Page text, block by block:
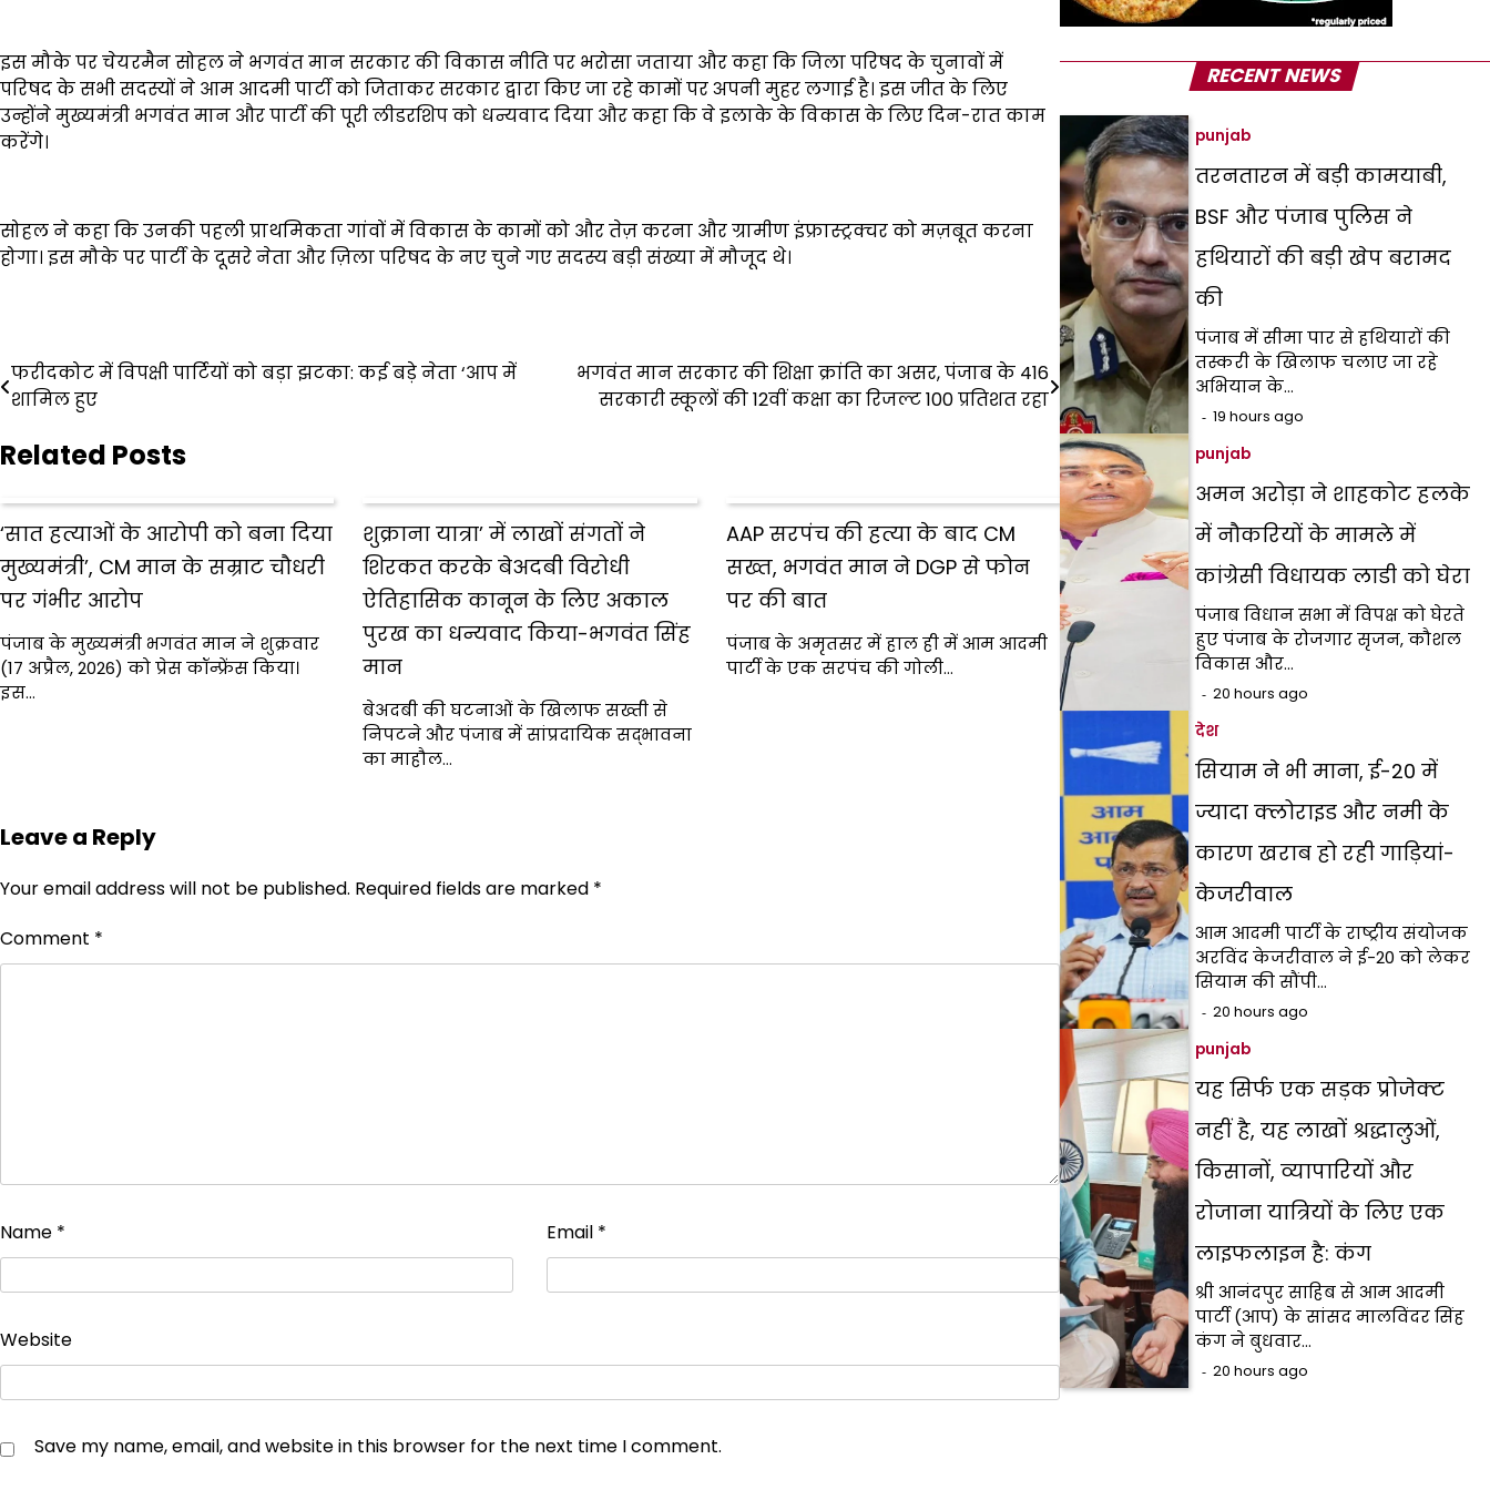
इस मौके पर चेयरमैन सोहल ने भगवंत मान सरकार की विकास नीति पर भरोसा जताया और कहा कि जिला परिषद के चुनावों में
परिषद के सभी सदस्यों ने आम आदमी पार्टी को जिताकर सरकार द्वारा किए जा रहे कामों पर अपनी मुहर लगाई है। इस जीत के लिए
उन्होंने मुख्यमंत्री भगवंत मान और पार्टी की पूरी लीडरशिप को धन्यवाद दिया और कहा कि वे इलाके के विकास के लिए दिन-रात काम
करेंगे।
सोहल ने कहा कि उनकी पहली प्राथमिकता गांवों में विकास के कामों को और तेज़ करना और ग्रामीण इंफ्रास्ट्रक्चर को मज़बूत करना
होगा। इस मौके पर पार्टी के दूसरे नेता और ज़िला परिषद के नए चुने गए सदस्य बड़ी संख्या में मौजूद थे।
Post
navigation
फरीदकोट में विपक्षी पार्टियों को बड़ा झटका: कई बड़े नेता ‘आप में
शामिल हुए
भगवंत मान सरकार की शिक्षा क्रांति का असर, पंजाब के 416
सरकारी स्कूलों की 12वीं कक्षा का रिजल्ट 100 प्रतिशत रहा
Related Posts
‘सात हत्याओं के आरोपी को बना दिया
मुख्यमंत्री’, CM मान के सम्राट चौधरी
पर गंभीर आरोप
पंजाब के मुख्यमंत्री भगवंत मान ने शुक्रवार
(17 अप्रैल, 2026) को प्रेस कॉन्फ्रेंस किया।
इस…
शुक्राना यात्रा’ में लाखों संगतों ने
शिरकत करके बेअदबी विरोधी
ऐतिहासिक कानून के लिए अकाल
पुरख का धन्यवाद किया-भगवंत सिंह
मान
बेअदबी की घटनाओं के खिलाफ सख्ती से
निपटने और पंजाब में सांप्रदायिक सद्भावना
का माहौल…
AAP सरपंच की हत्या के बाद CM
सख्त, भगवंत मान ने DGP से फोन
पर की बात
पंजाब के अमृतसर में हाल ही में आम आदमी
पार्टी के एक सरपंच की गोली…
Leave a Reply
Your email address will not be published. Required fields are marked *
Comment *
Name * Email *
Website
Save my name, email, and website in this browser for the next time I comment.
RECENT NEWS
punjab
तरनतारन में बड़ी कामयाबी,
BSF और पंजाब पुलिस ने
हथियारों की बड़ी खेप बरामद
की
पंजाब में सीमा पार से हथियारों की
तस्करी के खिलाफ चलाए जा रहे
अभियान के…
19 hours ago
punjab
अमन अरोड़ा ने शाहकोट हलके
में नौकरियों के मामले में
कांग्रेसी विधायक लाडी को घेरा
पंजाब विधान सभा में विपक्ष को घेरते
हुए पंजाब के रोजगार सृजन, कौशल
विकास और…
20 hours ago
देश
सियाम ने भी माना, ई-20 में
ज्यादा क्लोराइड और नमी के
कारण खराब हो रही गाड़ियां-
केजरीवाल
आम आदमी पार्टी के राष्ट्रीय संयोजक
अरविंद केजरीवाल ने ई-20 को लेकर
सियाम की सौंपी…
20 hours ago
punjab
यह सिर्फ एक सड़क प्रोजेक्ट
नहीं है, यह लाखों श्रद्धालुओं,
किसानों, व्यापारियों और
रोजाना यात्रियों के लिए एक
लाइफलाइन है: कंग
श्री आनंदपुर साहिब से आम आदमी
पार्टी (आप) के सांसद मालविंदर सिंह
कंग ने बुधवार…
20 hours ago